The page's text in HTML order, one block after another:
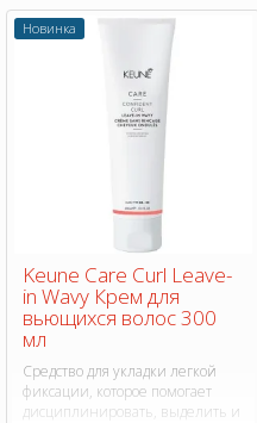
Новинка
Keune Care Curl Leave-
in Wavy Крем для
вьющихся волос 300
мл
Средство для укладки легкой
фиксации, которое помогает
дисциплинировать, выделить и